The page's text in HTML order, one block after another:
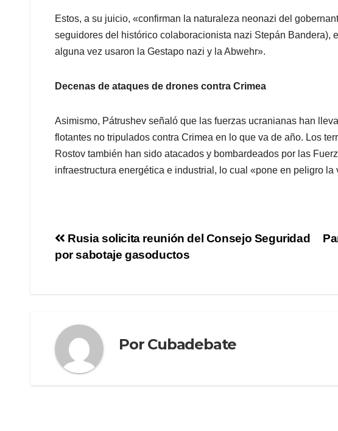
Estos, a su juicio, «confirman la naturaleza neonazi del
seguidores del histórico colaboracionista nazi Stepán Bandera),
alguna vez usaron la Gestapo nazi y la Abwehr».
Decenas de ataques de drones contra Crimea
Asimismo, Pátrushev señaló que las fuerzas ucranianas han
flotantes no tripulados contra Crimea en lo que va de año. Los
Rostov también han sido atacados y bombardeados por las
infraestructura energética e industrial, lo cual «pone en peligro
Rusia solicita reunión del Consejo Seguridad
por sabotaje gasoductos
Por Cubadebate